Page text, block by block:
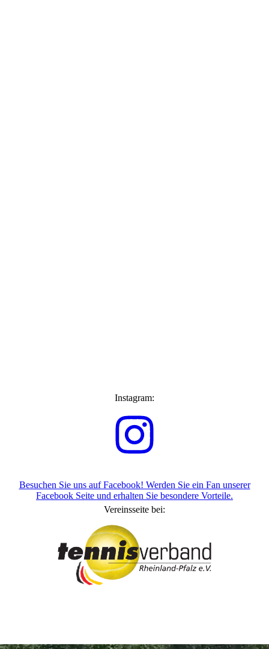
Instagram:
Besuchen Sie uns auf Facebook! Werden Sie ein Fan unserer
Facebook Seite und erhalten Sie besondere Vorteile.
Vereinsseite bei: